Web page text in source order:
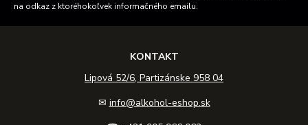
na odkaz z ktoréhokoľvek informačného emailu.
KONTAKT
Lipová 52/6, Partizánske 958 04
✉ info@alkohol-eshop.sk